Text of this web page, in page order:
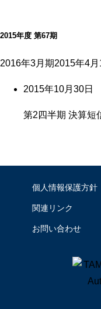
2015年度 第67期
2016年3月期2015年4
2015年10月30日
第2四半期 決算短
個人情報保護方針
関連リンク
お問い合わせ